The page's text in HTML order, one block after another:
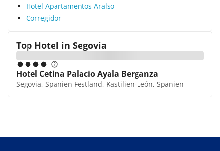
Hotel Apartamentos Aralso
Corregidor
Top Hotel in Segovia
Hotel Cetina Palacio Ayala Berganza
Segovia, Spanien Festland, Kastilien-León, Spanien